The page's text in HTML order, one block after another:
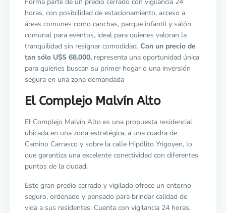
horas, con posibilidad de estacionamiento, acceso a
áreas comunes como canchas, parque infantil y salón
comunal para eventos, ideal para quienes valoran la
tranquilidad sin resignar comodidad. Con un precio de
tan sólo U$S 68.000, representa una oportunidad única
para quienes buscan su primer hogar o una inversión
segura en una zona demandada
El Complejo Malvín Alto
El Complejo Malvín Alto es una propuesta residencial
ubicada en una zona estratégica, a una cuadra de
Camino Carrasco y sobre la calle Hipólito Yrigoyen, lo
que garantiza una excelente conectividad con diferentes
puntos de la ciudad.
Este gran predio cerrado y vigilado ofrece un entorno
seguro, ordenado y pensado para brindar calidad de
vida a sus residentes. Cuenta con vigilancia 24 horas,